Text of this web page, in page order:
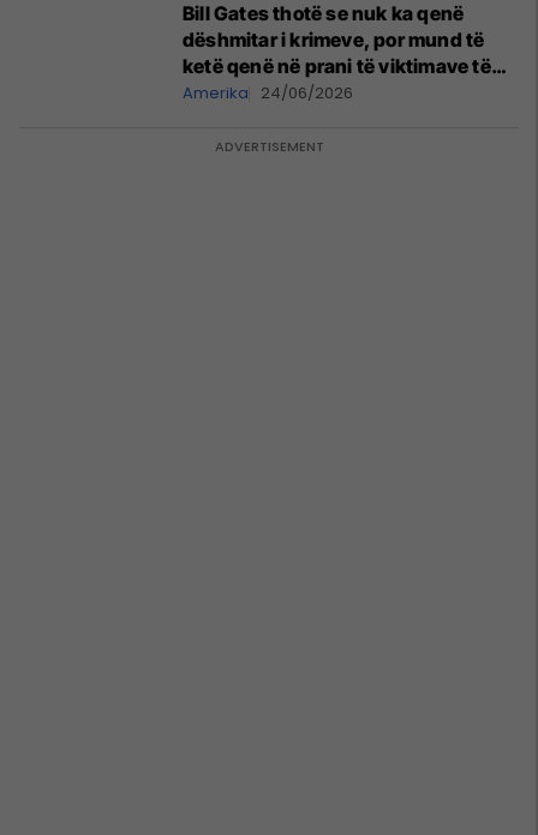
Bill Gates thotë se nuk ka qenë
dëshmitar i krimeve, por mund të
ketë qenë në prani të viktimave të
Epstein
Amerika 24/06/2026